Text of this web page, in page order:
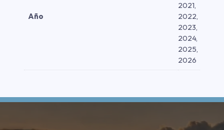
Año
2021,
2022,
2023,
2024,
2025,
2026